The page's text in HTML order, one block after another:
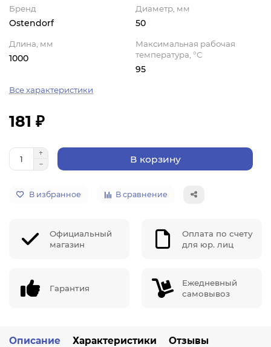
Бренд
Ostendorf
Диаметр, мм
50
Длина, мм
1000
Максимальная рабочая
температура, °С
95
Все характеристики
181 ₽
В корзину
В избранное В сравнение
Официальный
магазин
Оплата по счету
для юр. лиц
Гарантия
Ежедневный
самовывоз
Описание Характеристики Отзывы